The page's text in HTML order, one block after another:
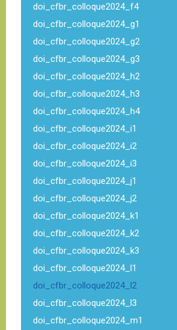
doi_cfbr_colloque2024_f4
doi_cfbr_colloque2024_g1
doi_cfbr_colloque2024_g2
doi_cfbr_colloque2024_g3
doi_cfbr_colloque2024_h2
doi_cfbr_colloque2024_h3
doi_cfbr_colloque2024_h4
doi_cfbr_colloque2024_i1
doi_cfbr_colloque2024_i2
doi_cfbr_colloque2024_i3
doi_cfbr_colloque2024_j1
doi_cfbr_colloque2024_j2
doi_cfbr_colloque2024_k1
doi_cfbr_colloque2024_k2
doi_cfbr_colloque2024_k3
doi_cfbr_colloque2024_l1
doi_cfbr_colloque2024_l2
doi_cfbr_colloque2024_l3
doi_cfbr_colloque2024_m1